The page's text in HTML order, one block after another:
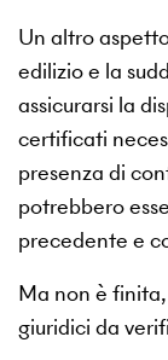
Un altro
edilizio e la
assicurarsi la
certificati
presenza di
potrebbero
precedente e
Ma non è
giuridici da